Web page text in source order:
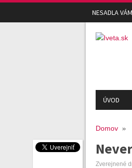
NESADLA
ÚVOD
Domov »
Zverejnené